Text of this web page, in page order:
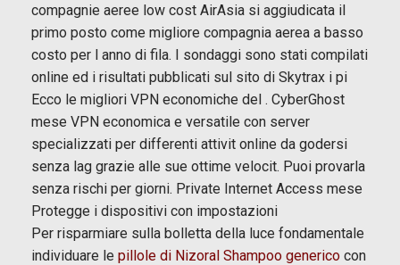
compagnie aeree low cost AirAsia si aggiudicata il
primo posto come migliore compagnia aerea a basso
costo per l anno di fila. I sondaggi sono stati compilati
online ed i risultati pubblicati sul sito di Skytrax i pi
Ecco le migliori VPN economiche del . CyberGhost
mese VPN economica e versatile con server
specializzati per differenti attivit online da godersi
senza lag grazie alle sue ottime velocit. Puoi provarla
senza rischi per giorni. Private Internet Access mese
Protegge i dispositivi con impostazioni
Per risparmiare sulla bolletta della luce fondamentale
individuare le pillole di Nizoral Shampoo generico con